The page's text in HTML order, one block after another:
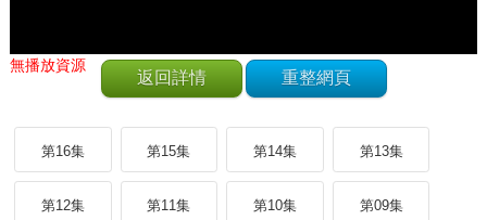
無播放資源
返回詳情 重整網頁
第16集 第15集 第14集 第13集
第12集 第11集 第10集 第09集